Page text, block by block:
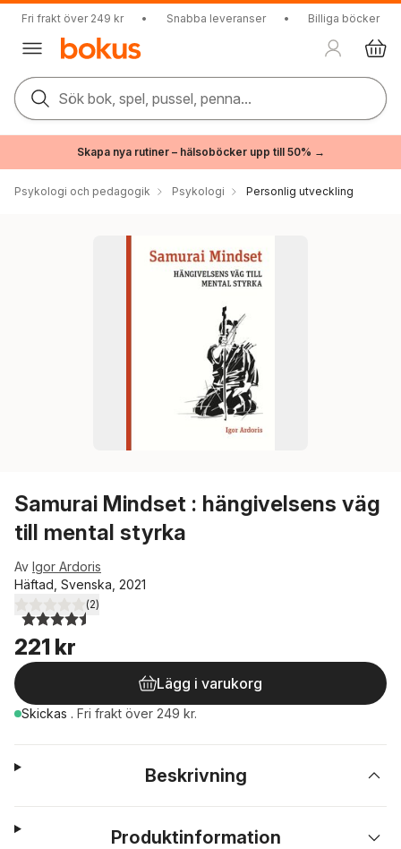
Fri frakt över 249 kr • Snabba leveranser • Billiga böcker
Sök bok, spel, pussel, penna...
Skapa nya rutiner – hälsoböcker upp till 50% →
Psykologi och pedagogik Psykologi Personlig utveckling
Samurai Mindset : hängivelsens väg
till mental styrka
Av Igor Ardoris
Häftad, Svenska, 2021
4,5utav 5 stjärnor. Totalt antal röster:
(2)
221 kr
Lägg i varukorg
Skickas . Fri frakt över 249 kr.
Beskrivning
Produktinformation